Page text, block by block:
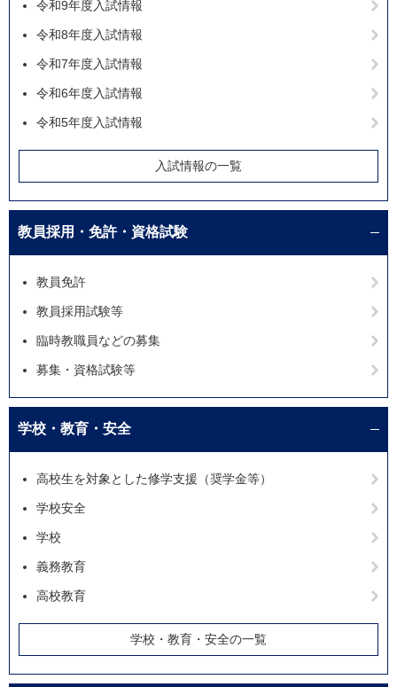
令和9年度入試情報
令和8年度入試情報
令和7年度入試情報
令和6年度入試情報
令和5年度入試情報
入試情報の一覧
教員採用・免許・資格試験
教員免許
教員採用試験等
臨時教職員などの募集
募集・資格試験等
学校・教育・安全
高校生を対象とした修学支援（奨学金等）
学校安全
学校
義務教育
高校教育
学校・教育・安全の一覧